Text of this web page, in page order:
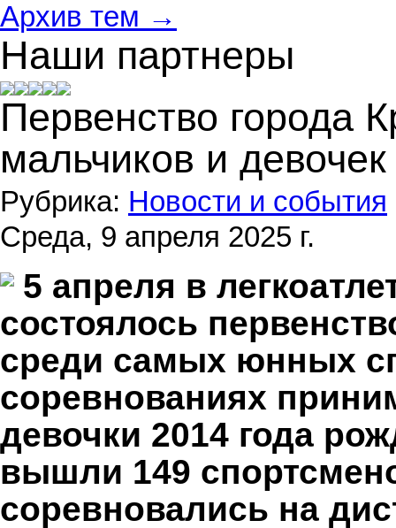
Архив тем →
Наши партнеры
Первенство города
мальчиков и
Рубрика: Новости и события
Среда, 9 апреля 2025 г.
5 апреля в
состоялось
среди самых юнных
соревнованиях
девочки 2014 года
вышли 149
соревновались на